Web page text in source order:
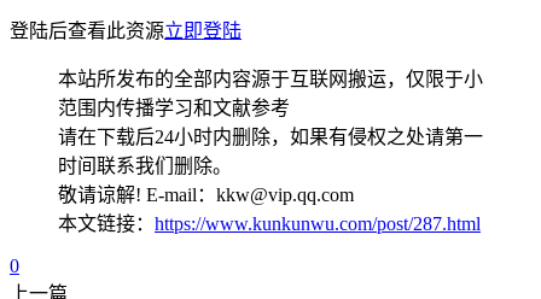
登陆后查看此资源立即登陆
本站所发布的全部内容源于互联网搬运，仅限于小
范围内传播学习和文献参考
请在下载后24小时内删除，如果有侵权之处请第一
时间联系我们删除。
敬请谅解! E-mail：kkw@vip.qq.com
本文链接： https://www.kunkunwu.com/post/287.html
0
上一篇